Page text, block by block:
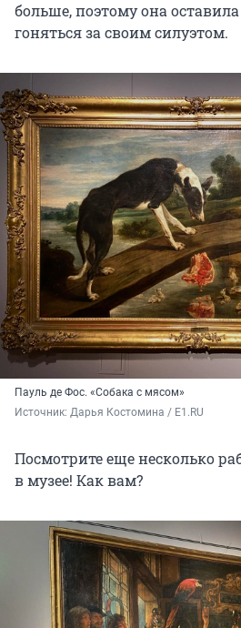
больше, поэтому она
гоняться за своим силуэтом.
Пауль де Фос. «Собака с мясом»
Источник: Дарья Костомина / E1.RU
Посмотрите еще несколько
в музее! Как вам?